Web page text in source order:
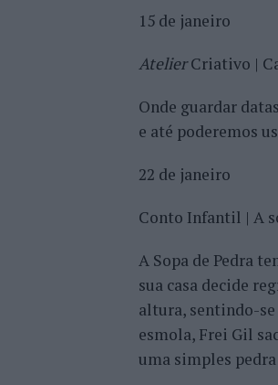
15 de janeiro
AtelierCriativo |
Onde guardar
e até poderemos
22 de janeiro
Conto Infantil | A
A Sopa de Pedra
sua casa decide
altura, sentindo-se
esmola, Frei Gil
uma simples